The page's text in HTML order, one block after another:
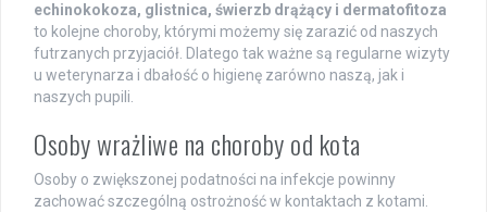
echinokokoza, glistnica, świerzb drążący i dermatofitoza
to kolejne choroby, którymi możemy się zarazić od naszych
futrzanych przyjaciół. Dlatego tak ważne są regularne wizyty
u weterynarza i dbałość o higienę zarówno naszą, jak i
naszych pupili.
Osoby wrażliwe na choroby od kota
Osoby o zwiększonej podatności na infekcje powinny
zachować szczególną ostrożność w kontaktach z kotami.